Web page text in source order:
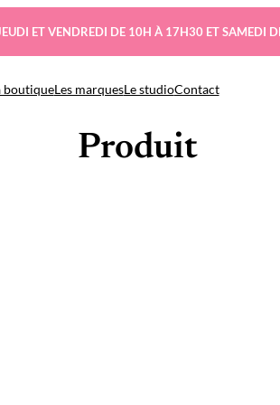
ET VENDREDI DE 10H À 17H30 ET SAMEDI
boutiqueLes marquesLe studioContact
Produit